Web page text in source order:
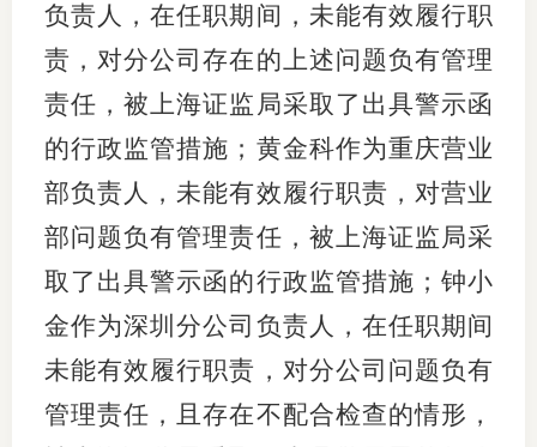
负责人，在任职期间，未能有效履行职
责，对分公司存在的上述问题负有管理
责任，被上海证监局采取了出具警示函
的行政监管措施；黄金科作为重庆营业
部负责人，未能有效履行职责，对营业
部问题负有管理责任，被上海证监局采
取了出具警示函的行政监管措施；钟小
金作为深圳分公司负责人，在任职期间
未能有效履行职责，对分公司问题负有
管理责任，且存在不配合检查的情形，